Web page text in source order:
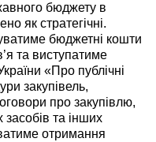
бюджету в
як стратегічні.
бюджетні кошти
та виступатиме
«Про публічні
закупівель,
про закупівлю,
та інших
отримання